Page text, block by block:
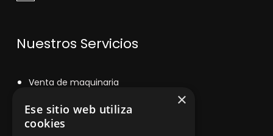
Nuestros Servicios
Venta de maquinaria
Asesoramiento personalizado
Instalación y reparación
×
Ese sitio web utiliza
cookies